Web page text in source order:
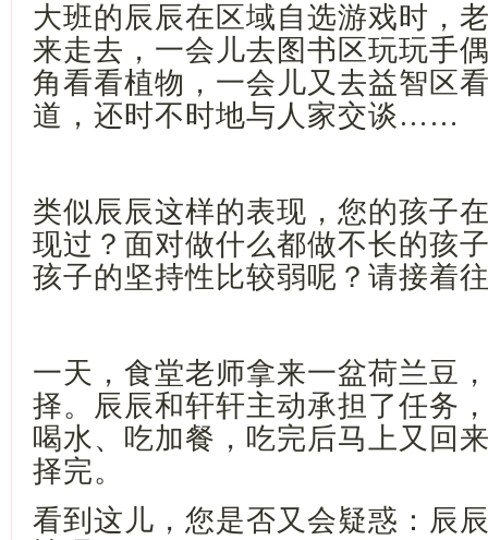
大班的辰辰在区域自选游戏时，
来走去，一会儿去图书区玩玩手
角看看植物，一会儿又去益智区
道，还时不时地与人家交谈 ……
类似辰辰这样的表现，您的孩子
现过？面对做什么都做不长的孩
孩子的坚持性比较弱呢？请接着
一天，食堂老师拿来一盆荷兰豆
择。辰辰和轩轩主动承担了任务
喝水、吃加餐，吃完后马上又回
择完。
看到这儿，您是否又会疑惑：辰